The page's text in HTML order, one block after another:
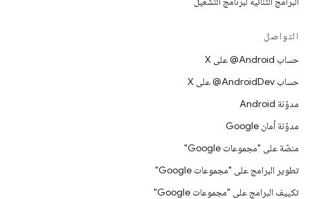
التواصل
حساب ‎@Android على X
حساب ‎@AndroidDev على X
مدوّنة Android
مدوّنة أمان Google
منصّة على "مجموعات Google"
تطوير البرامج على "مجموعات Google"
تكييف البرامج على "مجموعات Google"